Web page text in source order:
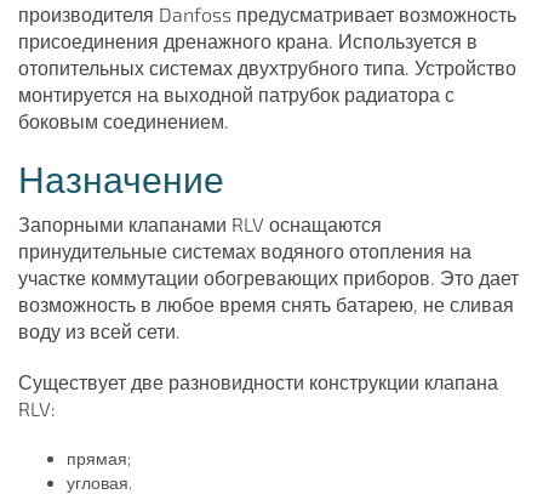
производителя Danfoss предусматривает возможность
присоединения дренажного крана. Используется в
отопительных системах двухтрубного типа. Устройство
монтируется на выходной патрубок радиатора с
боковым соединением.
Назначение
Запорными клапанами RLV оснащаются
принудительные системах водяного отопления на
участке коммутации обогревающих приборов. Это дает
возможность в любое время снять батарею, не сливая
воду из всей сети.
Существует две разновидности конструкции клапана
RLV:
прямая;
угловая.